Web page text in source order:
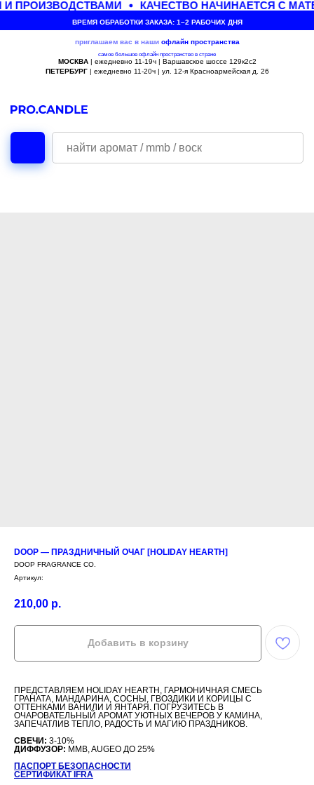
ПРОИЗВОДСТВАМИ КАЧЕСТВО НАЧИНАЕТСЯ С
ВРЕМЯ ОБРАБОТКИ ЗАКАЗА: 1–2 РАБОЧИХ ДНЯ
приглашаем вас в наши офлайн пространства
самое большое офлайн пространство в стране
МОСКВА| ежедневно 11-19ч | Варшавское шоссе 129к2с2
ПЕТЕРБУРГ| ежедневно 11-20ч | ул. 12-я Красноармейская д. 26
DOOP — ПРАЗДНИЧНЫЙ ОЧАГ [HOLIDAY HEARTH]
DOOP FRAGRANCE CO.
Артикул:
210,00 р.
Добавить в корзину
ПРЕДСТАВЛЯЕМ HOLIDAY HEARTH, ГАРМОНИЧНАЯ СМЕСЬ
ГРАНАТА, МАНДАРИНА, СОСНЫ, ГВОЗДИКИ И КОРИЦЫ С
ОТТЕНКАМИ ВАНИЛИ И ЯНТАРЯ. ПОГРУЗИТЕСЬ В
ОЧАРОВАТЕЛЬНЫЙ АРОМАТ УЮТНЫХ ВЕЧЕРОВ У КАМИНА,
ЗАПЕЧАТЛИВ ТЕПЛО, РАДОСТЬ И МАГИЮ ПРАЗДНИКОВ.
СВЕЧИ: 3-10%
ДИФФУЗОР: MMB, AUGEO ДО 25%
ПАСПОРТ БЕЗОПАСНОСТИ
СЕРТИФИКАТ IFRA